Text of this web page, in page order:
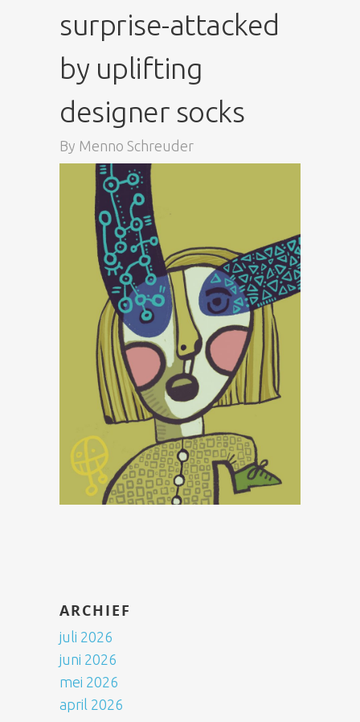
surprise-attacked
by uplifting
designer socks
By Menno Schreuder
ARCHIEF
juli 2026
juni 2026
mei 2026
april 2026